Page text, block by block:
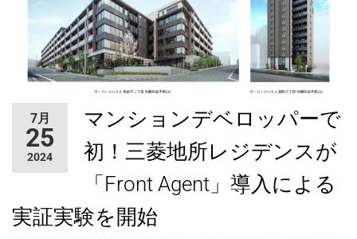
大
学
認
定
ベ
ャ
ー
7月
25
2024
マンションデベロッパーで
初！三菱地所レジデンスが
「Front Agent」導入による
実証実験を開始